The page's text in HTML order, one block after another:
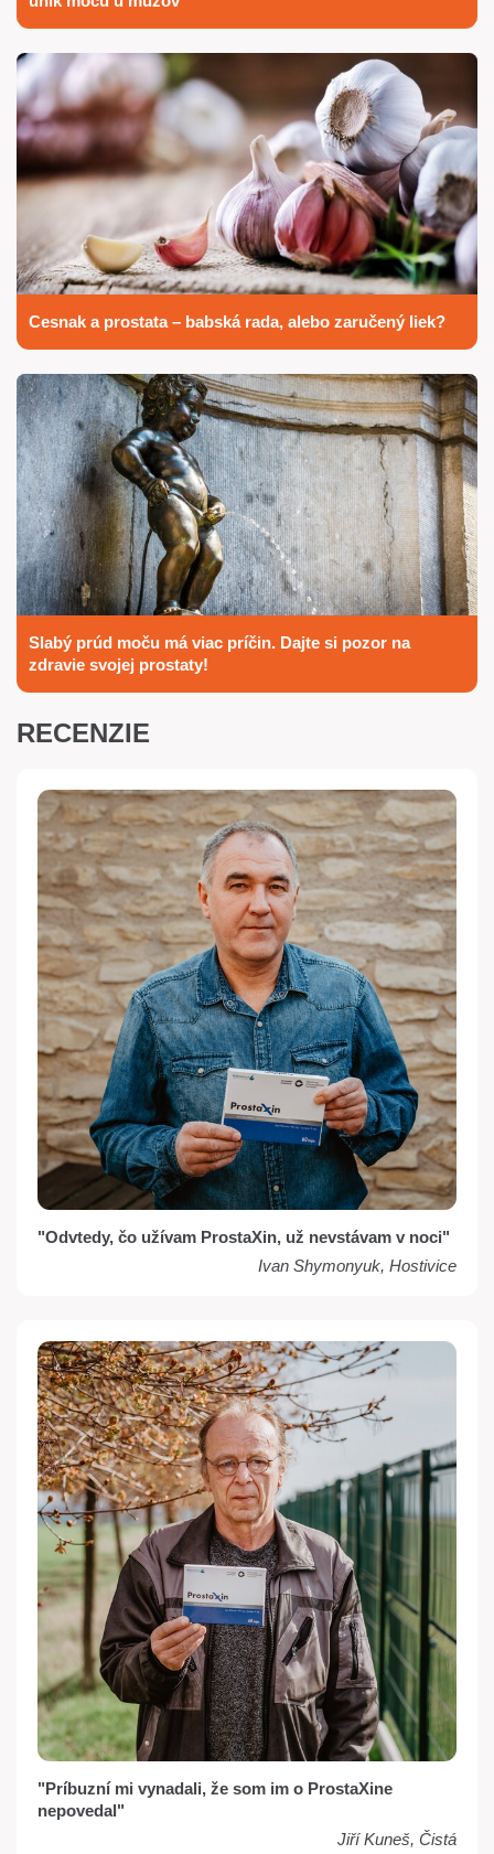
Cesnak a prostata – babská rada, alebo zaručený liek?
Slabý prúd moču má viac príčin. Dajte si pozor na
zdravie svojej prostaty!
RECENZIE
"Odvtedy, čo užívam ProstaXin, už nevstávam v noci"
Ivan Shymonyuk, Hostivice
"Príbuzní mi vynadali, že som im o ProstaXine
nepovedal"
Jiří Kuneš, Čistá